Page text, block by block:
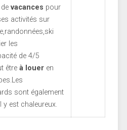
vacances pour
activités sur
les
de 4/5
être à loueren
sont également
y est chaleureux.